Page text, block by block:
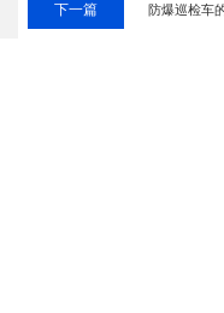
下一篇 防爆巡检车